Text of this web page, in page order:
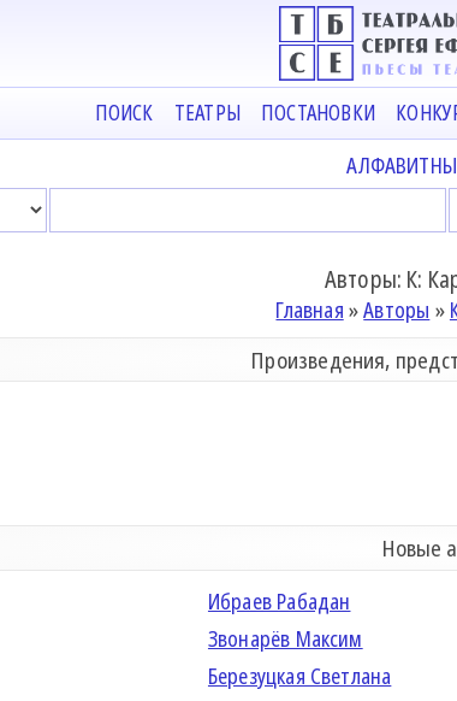
ПОИСК ТЕАТРЫ ПОСТАНОВКИ
Авторы: К:
Главная »Авторы »
Произведения,
Новые
Ибраев Рабадан
Звонарёв Максим
Березуцкая Светлана